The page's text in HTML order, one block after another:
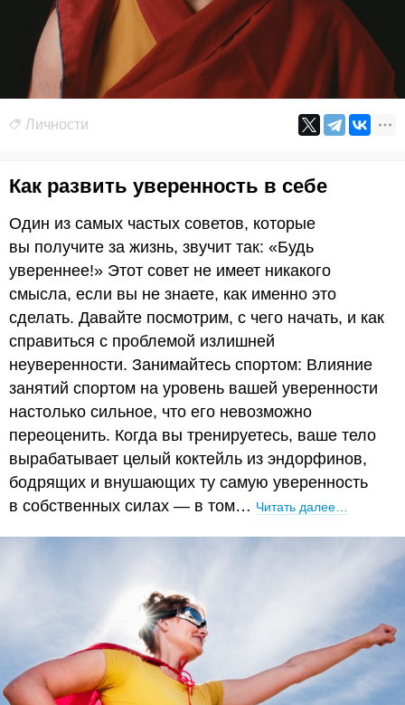
Личности
Как развить уверенность в себе
Один из самых частых советов, которые
вы получите за жизнь, звучит так: «Будь
увереннее!» Этот совет не имеет никакого
смысла, если вы не знаете, как именно это
сделать. Давайте посмотрим, с чего начать, и как
справиться с проблемой излишней
неуверенности. Занимайтесь спортом: Влияние
занятий спортом на уровень вашей уверенности
настолько сильное, что его невозможно
переоценить. Когда вы тренируетесь, ваше тело
вырабатывает целый коктейль из эндорфинов,
бодрящих и внушающих ту самую уверенность
в собственных силах — в том… Читать далее…